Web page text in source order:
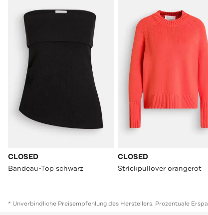
CLOSED
Bandeau-Top schwarz
CLOSED
Strickpullover orangerot
* Unverbindliche Preisempfehlung des Herstellers. Prozentuale